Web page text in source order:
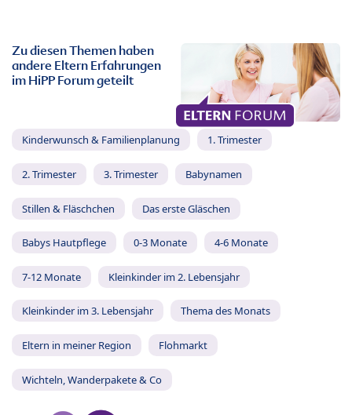
Zu diesen Themen haben
andere Eltern Erfahrungen
im HiPP Forum geteilt
Kinderwunsch & Familienplanung 1. Trimester
2. Trimester 3. Trimester Babynamen
Stillen & Fläschchen Das erste Gläschen
Babys Hautpflege 0-3 Monate 4-6 Monate
7-12 Monate Kleinkinder im 2. Lebensjahr
Kleinkinder im 3. Lebensjahr Thema des Monats
Eltern in meiner Region Flohmarkt
Wichteln, Wanderpakete & Co